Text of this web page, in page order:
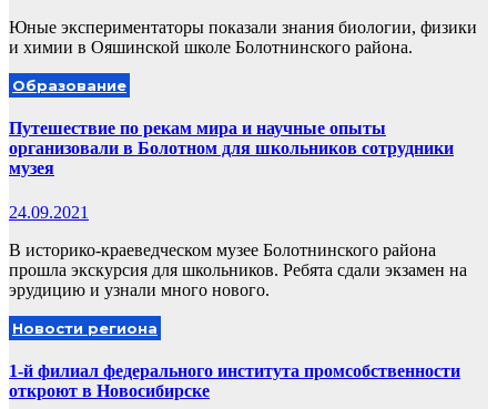
Юные экспериментаторы показали знания биологии, физики
и химии в Ояшинской школе Болотнинского района.
Образование
Путешествие по рекам мира и научные опыты
организовали в Болотном для школьников сотрудники
музея
24.09.2021
В историко-краеведческом музее Болотнинского района
прошла экскурсия для школьников. Ребята сдали экзамен на
эрудицию и узнали много нового.
Новости региона
1-й филиал федерального института промсобственности
откроют в Новосибирске